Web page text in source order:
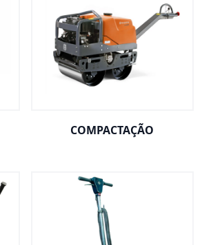
COMPACTAÇÃO